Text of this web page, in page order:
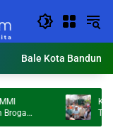
Bale Kota Bandung
KDS
Ton